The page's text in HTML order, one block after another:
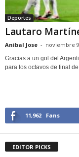
Deportes
Lautaro
Anibal Jose - noviembre
Gracias a un gol del
para los octavos de final
11,962 Fans
EDITOR PICKS